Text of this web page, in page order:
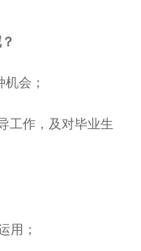
会；
工作，及对毕业生
用；